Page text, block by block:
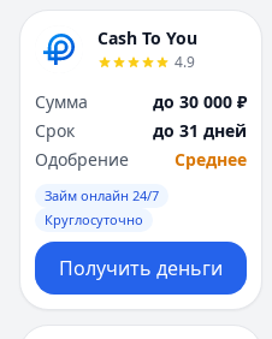
Cash To You
4.9
Сумма
до 30 000 ₽
Срок
до 31 дней
Одобрение
Среднее
Займ онлайн 24/7
Круглосуточно
Получить деньги